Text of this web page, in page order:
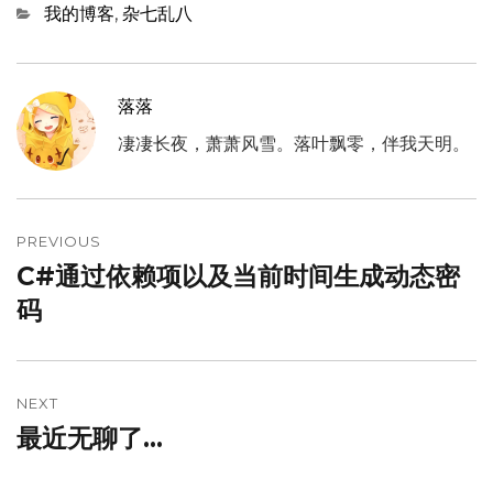
Categories
我的博客, 杂七乱八
落落
凄凄长夜，萧萧风雪。落叶飘零，伴我天明。
章
导
航
PREVIOUS
Previous
post:
C#通过依赖项以及当前时间生成动态密
码
NEXT
Next
最近无聊了…